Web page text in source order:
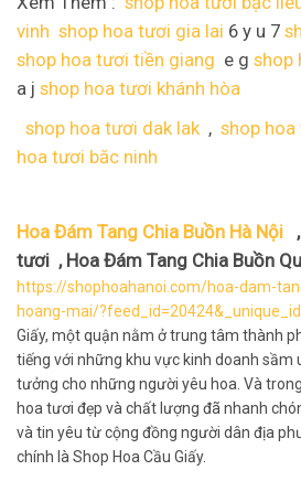
vinh shop hoa tươi gia lai 6 y u 7
shop hoa tươi tiền giang e g shop
a j shop hoa tươi khánh hòa
shop hoa tươi dak lak , shop
hoa tươi băc ninh
Hoa Đám Tang Chia Buồn Hà Nội
tươi , Hoa Đám Tang Chia Buồn
https://shophoahanoi.com/hoa-dam-
hoang-mai/
Giấy, một quận nằm ở trung tâm thành
tiếng với những khu vực kinh doanh sầm
tưởng cho những người yêu hoa. Và
hoa tươi đẹp và chất lượng đã nhanh
và tin yêu từ cộng đồng người dân địa
chính là Shop Hoa Cầu Giấy.